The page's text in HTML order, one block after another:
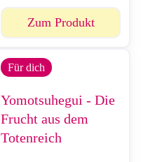
Zum Produkt
Für dich
Yomotsuhegui - Die
Frucht aus dem
Totenreich